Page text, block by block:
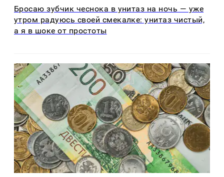
Бросаю зубчик чеснока в унитаз на ночь — уже
утром радуюсь своей смекалке: унитаз чистый,
а я в шоке от простоты